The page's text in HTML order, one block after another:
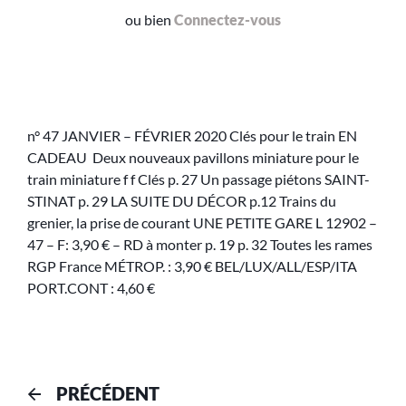
ou bien Connectez-vous
n° 47 JANVIER – FÉVRIER 2020 Clés pour le train EN
CADEAU Deux nouveaux pavillons miniature pour le
train miniature f f Clés p. 27 Un passage piétons SAINT-
STINAT p. 29 LA SUITE DU DÉCOR p.12 Trains du
grenier, la prise de courant UNE PETITE GARE L 12902 –
47 – F: 3,90 € – RD à monter p. 19 p. 32 Toutes les rames
RGP France MÉTROP. : 3,90 € BEL/LUX/ALL/ESP/ITA
PORT.CONT : 4,60 €
PRÉCÉDENT